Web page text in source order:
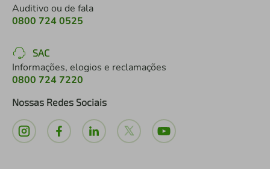
Auditivo ou de fala
0800 724 0525
SAC
Informações, elogios e reclamações
0800 724 7220
Nossas Redes Sociais